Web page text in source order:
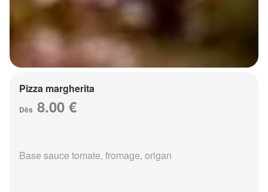
Pizza margherita
Dès 8.00 €
Base sauce tomate, fromage, origan